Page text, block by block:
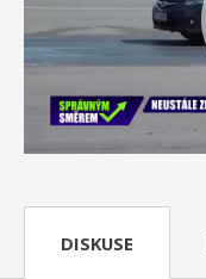
DISKUSE